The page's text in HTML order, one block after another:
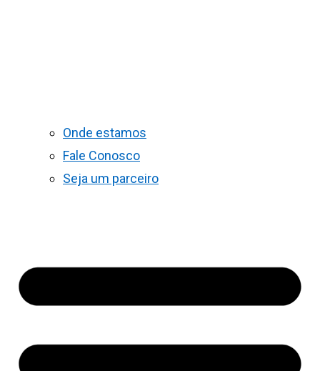
Onde estamos
Fale Conosco
Seja um parceiro